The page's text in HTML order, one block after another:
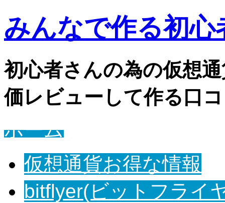
みんなで作る初
初心者さんの為の仮想
価レビューして作る口
ホーム
仮想通貨お得な情報
bitflyer(ビットフライ